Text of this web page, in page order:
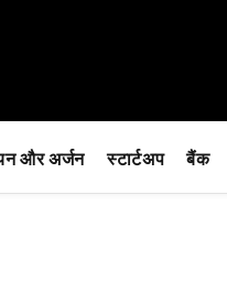
और अर्जन स्टार्टअप बैंक